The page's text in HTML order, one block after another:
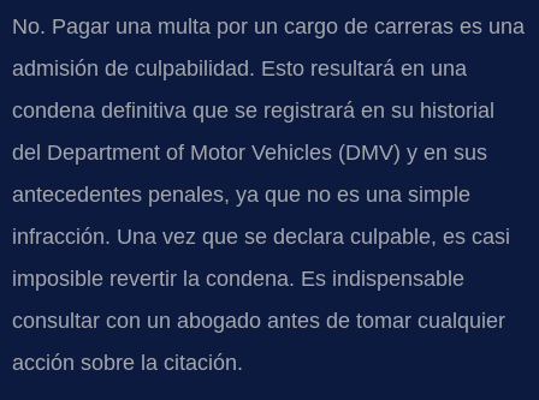
No. Pagar una multa por un cargo de carreras es una
admisión de culpabilidad. Esto resultará en una
condena definitiva que se registrará en su historial
del Department of Motor Vehicles (DMV) y en sus
antecedentes penales, ya que no es una simple
infracción. Una vez que se declara culpable, es casi
imposible revertir la condena. Es indispensable
consultar con un abogado antes de tomar cualquier
acción sobre la citación.